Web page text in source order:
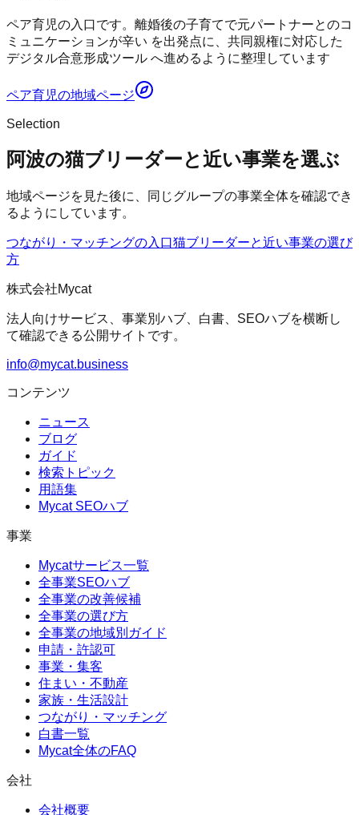
ペア育児の入口です。離婚後の子育てで元パートナーとのコ
ミュニケーションが辛い を出発点に、共同親権に対応した
デジタル合意形成ツール へ進めるように整理しています
ペア育児の地域ページ
Selection
阿波の猫ブリーダーと近い事業を選ぶ
地域ページを見た後に、同じグループの事業全体を確認でき
るようにしています。
つながり・マッチングの入口猫ブリーダーと近い事業の選び
方
株式会社Mycat
法人向けサービス、事業別ハブ、白書、SEOハブを横断し
て確認できる公開サイトです。
info@mycat.business
コンテンツ
ニュース
ブログ
ガイド
検索トピック
用語集
Mycat SEOハブ
事業
Mycatサービス一覧
全事業SEOハブ
全事業の改善候補
全事業の選び方
全事業の地域別ガイド
申請・許認可
事業・集客
住まい・不動産
家族・生活設計
つながり・マッチング
白書一覧
Mycat全体のFAQ
会社
会社概要